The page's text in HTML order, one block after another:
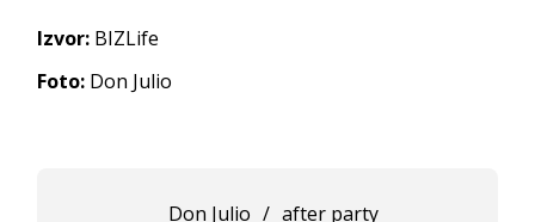
Izvor: BIZLife
Foto: Don Julio
Don Julio / after party